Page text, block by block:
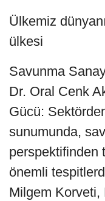
Ülkemiz
ülkesi
Savunma
Dr. Oral Cenk
Gücü:
sunumunda,
perspektifinden
önemli
Milgem